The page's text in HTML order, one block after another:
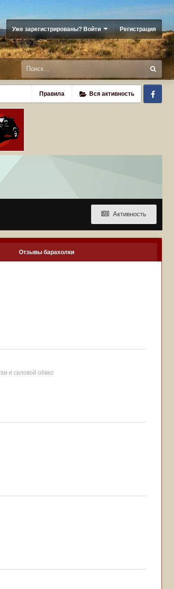
Уже зарегистрированы? Войти Регистрация
Правила Вся активность
Активность
Отзывы барахолки
и силовой обвес